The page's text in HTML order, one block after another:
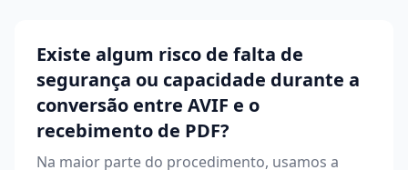
Existe algum risco de falta de
segurança ou capacidade durante a
conversão entre AVIF e o
recebimento de PDF?
Na maior parte do procedimento, usamos a